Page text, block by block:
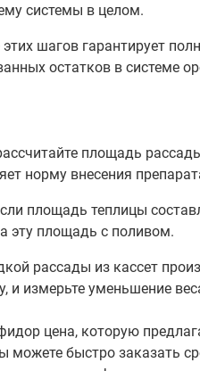
системы в целом.
шагов гарантирует
остатков в системе
площадь
норму внесения
площадь теплицы
эту площадь с поливом.
рассады из кассет
и измерьте уменьшение
цена, которую
можете быстро заказать